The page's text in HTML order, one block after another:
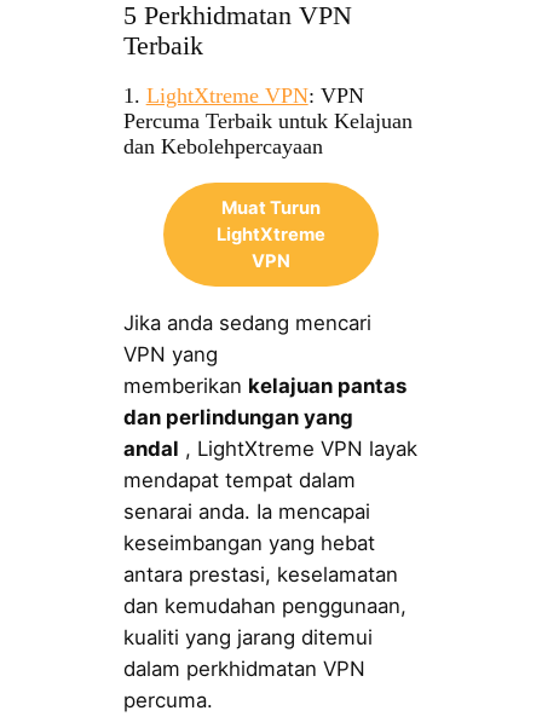
5 Perkhidmatan VPN
Terbaik
1. LightXtreme VPN: VPN
Percuma Terbaik untuk Kelajuan
dan Kebolehpercayaan
Muat Turun
LightXtreme
VPN
Jika anda sedang mencari
VPN yang
memberikan kelajuan pantas
dan perlindungan yang
andal , LightXtreme VPN layak
mendapat tempat dalam
senarai anda. Ia mencapai
keseimbangan yang hebat
antara prestasi, keselamatan
dan kemudahan penggunaan,
kualiti yang jarang ditemui
dalam perkhidmatan VPN
percuma.